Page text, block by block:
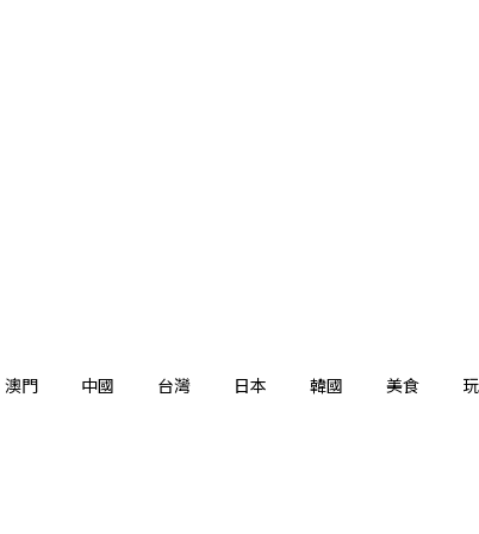
澳門 中國 台灣 日本 韓國 美食